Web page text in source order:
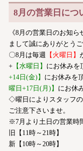
8月の営業日につ
《8月の営業日のお知
まして誠にありがとうご
〇8月は毎週
【火曜日】
+【水曜日】 にお休みを
+14日(金)】 にお休みを
曜日+17日(月)】 にお休
◇曜日によりスタッフ
ご注意下さいませ。
※7月より土日の営業時
旧【11時～21時】
新【10時～20時】